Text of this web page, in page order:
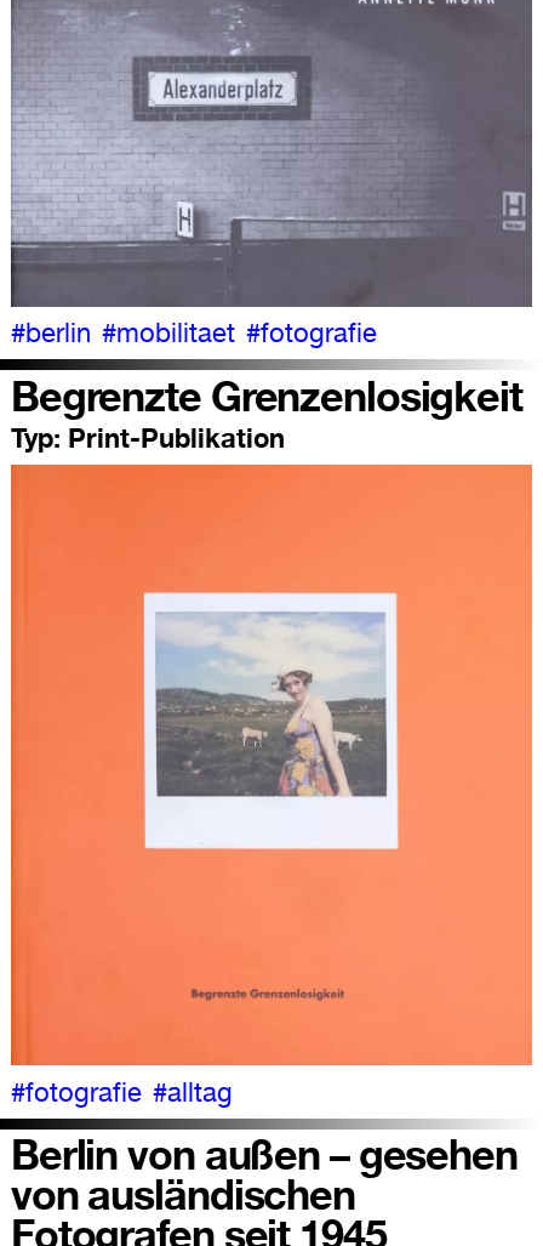
#berlin #mobilitaet #fotografie
Begrenzte Grenzenlosigkeit
Typ: Print-Publikation
#fotografie #alltag
Berlin von außen – gesehen
von ausländischen
Fotografen seit 1945